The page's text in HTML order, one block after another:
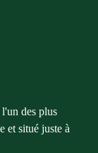
des plus
et situé juste à